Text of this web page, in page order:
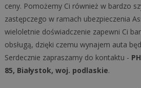
ceny. Pomożemy Ci również w bardzo
zastępczego w ramach ubezpieczenia
wieloletnie doświadczenie zapewni Ci
obsługą, dzięki czemu wynajem auta
Serdecznie zapraszamy do kontaktu -
85, Białystok, woj. podlaskie.